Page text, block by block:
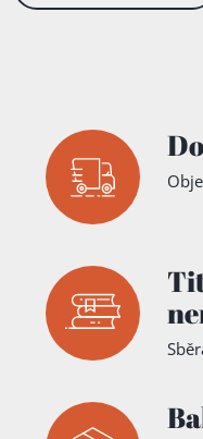
Přidáno